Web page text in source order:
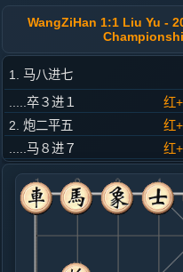
WangZiHan 1:1 Liu Yu -
1. 马八进七
.....卒３进１
红
2. 炮二平五
红
.....马８进７
红
3. 马二进三
红
.....车９平８
红
4. 车一平二
红
.....马２进３
红
5. 车二进四
红+5